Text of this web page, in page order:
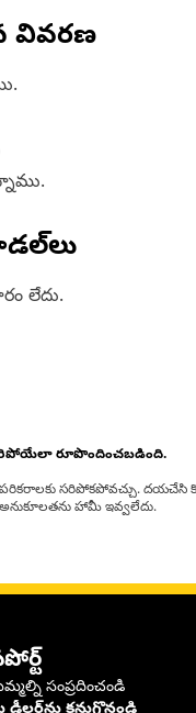
వివరణ
లేదు.
రూపొందించబడింది.
సరిపోకపోవచ్చు. దయచేసి
హామీ ఇవ్వలేదు.
సంప్రదించండి